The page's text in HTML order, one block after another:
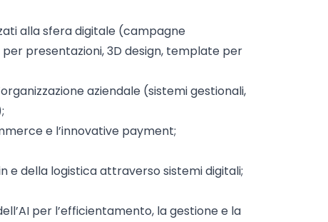
alla sfera digitale (campagne
presentazioni, 3D design, template per
aziendale (sistemi gestionali,
e l’innovative payment;
e della logistica attraverso sistemi digitali;
per l’efficientamento, la gestione e la